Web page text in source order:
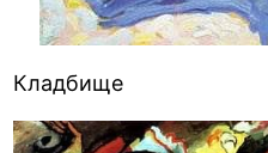
Кладбище